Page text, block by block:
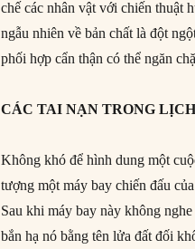
chế các nhân vật với chiến thuật
ngẫu nhiên về bản chất là đột
phối hợp cẩn thận có thể ngăn
CÁC TAI NẠN TRONG
Không khó để hình dung một
tượng một máy bay chiến đấu
Sau khi máy bay này không
bắn hạ nó bằng tên lửa đất đối